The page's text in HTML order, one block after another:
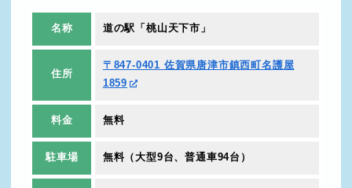
名称 道の駅「桃山天下市」
住所
〒847-0401 佐賀県唐津市鎮西町名護屋
1859
料金 無料
駐車場 無料（大型9台、普通車94台）